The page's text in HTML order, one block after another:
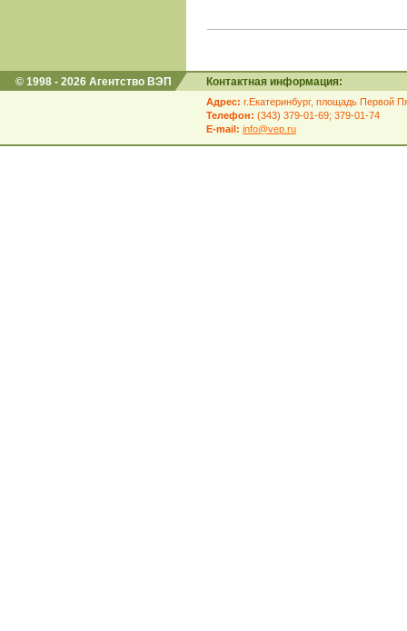
© 1998 - 2026 Агентство ВЭП Контактная информация:
Адрес: г.Екатеринбург, площадь Первой
Телефон: (343) 379-01-69; 379-01-74
E-mail: info@vep.ru